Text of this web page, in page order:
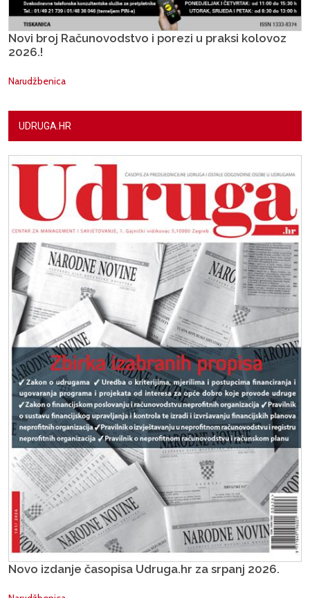
Novi broj Računovodstvo i porezi u praksi kolovoz
2026.!
Narudžbenica
UDRUGA.HR
Novo izdanje časopisa Udruga.hr za srpanj 2026.